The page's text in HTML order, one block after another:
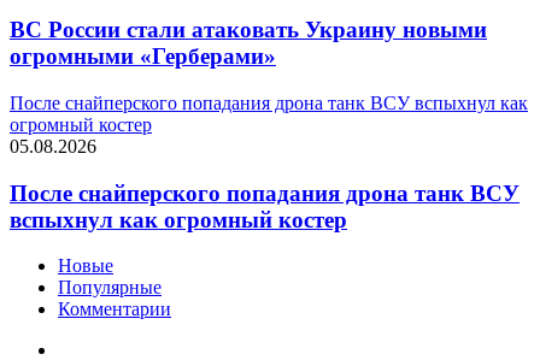
ВС России стали атаковать Украину новыми
огромными «Герберами»
После снайперского попадания дрона танк ВСУ вспыхнул как
огромный костер
05.08.2026
После снайперского попадания дрона танк ВСУ
вспыхнул как огромный костер
Новые
Популярные
Комментарии